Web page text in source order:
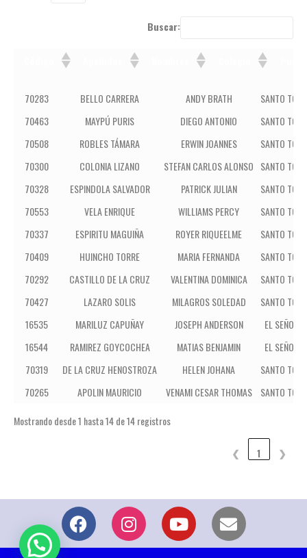
Buscar:
Código Apellidos Nombres
70283 BELLO CARRERA ANDY BRATH
SANTO
70463
MAYPÚ PURIS DIEGO ANTONIO
SANTO
70508
ROBLES TÁMARA ERWIN JOANNES
SANTO
70300
COLONIA LIZANO STEFAN CARLOS ALONSO SANTO
70328
ESPINDOLA SALVADOR PATRICK JULIAN
SANTO
70553
VELA ENRIQUE WILLIAMS PERCY
SANTO
70337
ESPIRITU MAGUIÑA ROYER RIQUEELME
SANTO
70409
HUINCHO TORRE MARIA FERNANDA
SANTO
70292
CASTILLO DE LA CRUZ VALENTINA DOMINICA
SANTO
70427
LAZARO SOLIS MILAGROS SOLEDAD
SANTO
16535
MARILUZ CAPUÑAY JOSEPH ANDERSON
EL SEÑOR
16544
RAMIREZ GOYCOCHEA MATIAS BENJAMIN
EL SEÑOR
70319
DE LA CRUZ HENOSTROZA HELEN JOHANA
SANTO
70265
APOLIN MAURICIO VENAMI CESAR THOMAS
SANTO
Mostrando desde 1 hasta 14 de 14 registros
❮ 1 ❯